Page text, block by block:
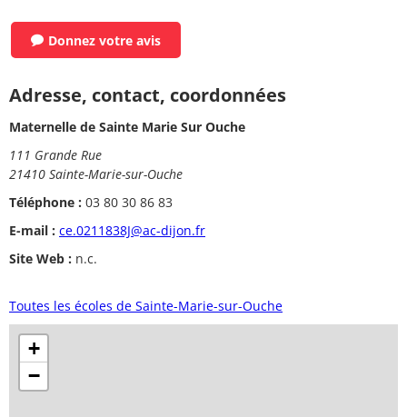
Donnez votre avis
Adresse, contact, coordonnées
Maternelle de Sainte Marie Sur Ouche
111 Grande Rue
21410 Sainte-Marie-sur-Ouche
Téléphone : 03 80 30 86 83
E-mail : ce.0211838J@ac-dijon.fr
Site Web : n.c.
Toutes les écoles de Sainte-Marie-sur-Ouche
+
−